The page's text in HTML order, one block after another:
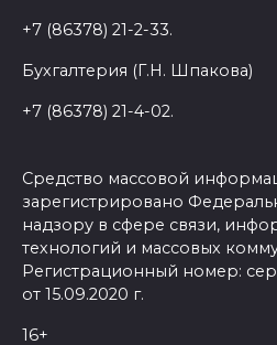
+7 (86378) 21-2-33.
Бухгалтерия (Г.Н. Шпакова)
+7 (86378) 21-4-02.
Средство массовой
зарегистрировано
надзору в сфере связи,
технологий и массовых
Регистрационный номер:
от 15.09.2020 г.
16+